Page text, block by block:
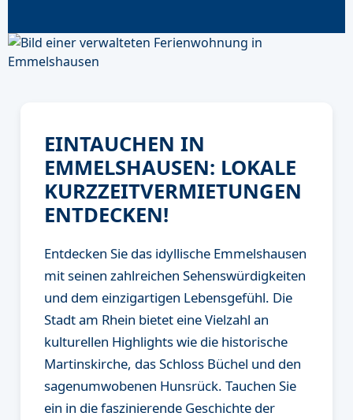
EINTAUCHEN IN
EMMELSHAUSEN: LOKALE
KURZZEITVERMIETUNGEN
ENTDECKEN!
Entdecken Sie das idyllische Emmelshausen
mit seinen zahlreichen Sehenswürdigkeiten
und dem einzigartigen Lebensgefühl. Die
Stadt am Rhein bietet eine Vielzahl an
kulturellen Highlights wie die historische
Martinskirche, das Schloss Büchel und den
sagenumwobenen Hunsrück. Tauchen Sie
ein in die faszinierende Geschichte der